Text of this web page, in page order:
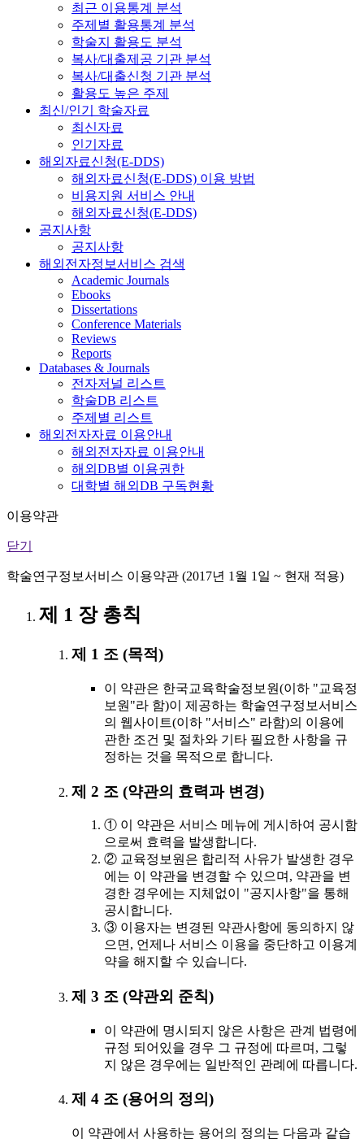
최근 이용통계 분석
주제별 활용통계 분석
학술지 활용도 분석
복사/대출제공 기관 분석
복사/대출신청 기관 분석
활용도 높은 주제
최신/인기 학술자료
최신자료
인기자료
해외자료신청(E-DDS)
해외자료신청(E-DDS) 이용 방법
비용지원 서비스 안내
해외자료신청(E-DDS)
공지사항
공지사항
해외전자정보서비스 검색
Academic Journals
Ebooks
Dissertations
Conference Materials
Reviews
Reports
Databases & Journals
전자저널 리스트
학술DB 리스트
주제별 리스트
해외전자자료 이용안내
해외전자자료 이용안내
해외DB별 이용권한
대학별 해외DB 구독현황
이용약관
닫기
학술연구정보서비스 이용약관 (2017년 1월 1일 ~ 현재 적용)
제 1 장 총칙
제 1 조 (목적)
이 약관은 한국교육학술정보원(이하 "교육정
보원"라 함)이 제공하는 학술연구정보서비스
의 웹사이트(이하 "서비스" 라함)의 이용에
관한 조건 및 절차와 기타 필요한 사항을 규
정하는 것을 목적으로 합니다.
제 2 조 (약관의 효력과 변경)
① 이 약관은 서비스 메뉴에 게시하여 공시함
으로써 효력을 발생합니다.
② 교육정보원은 합리적 사유가 발생한 경우
에는 이 약관을 변경할 수 있으며, 약관을 변
경한 경우에는 지체없이 "공지사항"을 통해
공시합니다.
③ 이용자는 변경된 약관사항에 동의하지 않
으면, 언제나 서비스 이용을 중단하고 이용계
약을 해지할 수 있습니다.
제 3 조 (약관외 준칙)
이 약관에 명시되지 않은 사항은 관계 법령에
규정 되어있을 경우 그 규정에 따르며, 그렇
지 않은 경우에는 일반적인 관례에 따릅니다.
제 4 조 (용어의 정의)
이 약관에서 사용하는 용어의 정의는 다음과 같습